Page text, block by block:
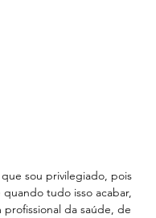
sou privilegiado, pois
tudo isso acabar,
da saúde, de